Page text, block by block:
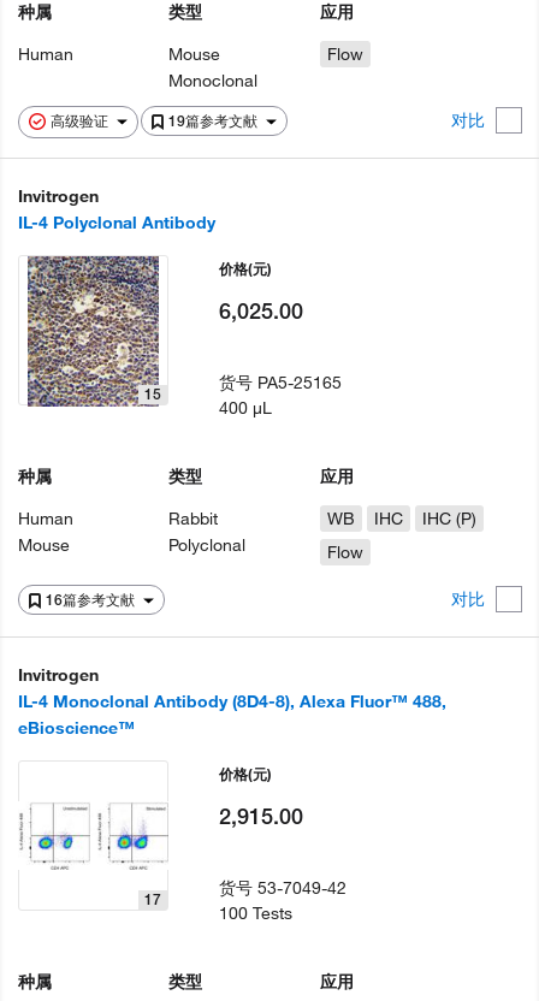
高级验证 19篇参考文献 对比
种属
Human
类型
Mouse
Monoclonal
应用
Flow
Invitrogen
IL-4 Polyclonal Antibody
16篇参考文献 对比
15
种属
Human
Mouse
类型
Rabbit
Polyclonal
应用
WB
IHC
IHC (P)
Flow
价格(元)
6,025.00
货号 PA5-25165
400 µL
Invitrogen
IL-4 Monoclonal Antibody (8D4-8), Alexa Fluor™ 488,
eBioscience™
17
种属 类型 应用
价格(元)
2,915.00
货号53-7049-42
100 Tests